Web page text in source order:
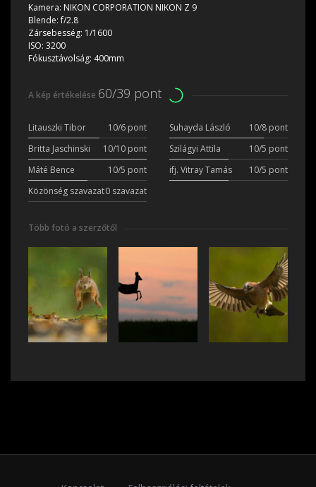
Kamera: NIKON CORPORATION NIKON Z 9
Blende:f/2.8
Zársebesség: 1/1600
ISO: 3200
Fókusztávolság: 400mm
A kép értékelése 60/39 pont
Litauszki Tibor 10/6 pont Suhayda László
10/8 pont
Britta Jaschinski
10/10 pont Szilágyi Attila
10/5 pont
Máté Bence
10/5 pont ifj. Vitray Tamás
10/5 pont
Közönség szavazat0 szavazat
Több fotó a szerzőtől